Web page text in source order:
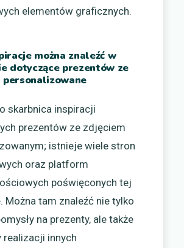
elementów graficznych.
można znaleźć w
dotyczące prezentów ze
personalizowane
skarbnica inspiracji
prezentów ze zdjęciem
istnieje wiele stron
oraz platform
poświęconych tej
Można tam znaleźć nie tylko
na prezenty, ale także
realizacji innych